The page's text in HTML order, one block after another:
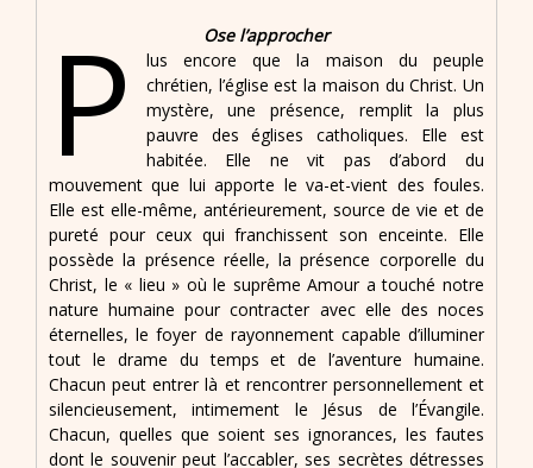
Ose l’approcher
P
lus encore que la maison du peuple
chrétien, l’église est la maison du Christ. Un
mystère, une présence, remplit la plus
pauvre des églises catholiques. Elle est
habitée. Elle ne vit pas d’abord du
mouvement que lui apporte le va-et-vient des foules.
Elle est elle-même, antérieurement, source de vie et de
pureté pour ceux qui franchissent son enceinte. Elle
possède la présence réelle, la présence corporelle du
Christ, le « lieu » où le suprême Amour a touché notre
nature humaine pour contracter avec elle des noces
éternelles, le foyer de rayonnement capable d’illuminer
tout le drame du temps et de l’aventure humaine.
Chacun peut entrer là et rencontrer personnellement et
silencieusement, intimement le Jésus de l’Évangile.
Chacun, quelles que soient ses ignorances, les fautes
dont le souvenir peut l’accabler, ses secrètes détresses